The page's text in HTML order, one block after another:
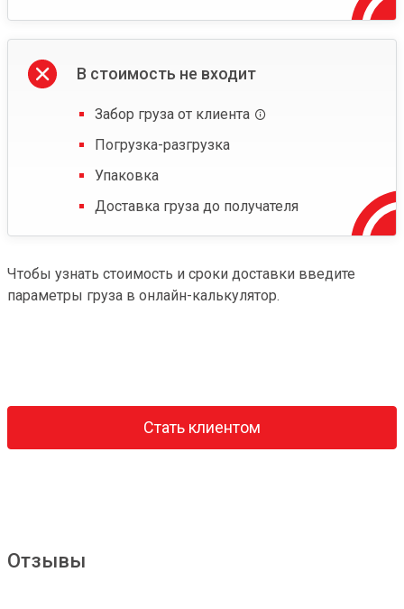
В стоимость не входит
Забор груза от клиента
Погрузка-разгрузка
Упаковка
Доставка груза до получателя
Чтобы узнать стоимость и сроки доставки введите
параметры груза в онлайн-калькулятор.
Стать клиентом
Отзывы